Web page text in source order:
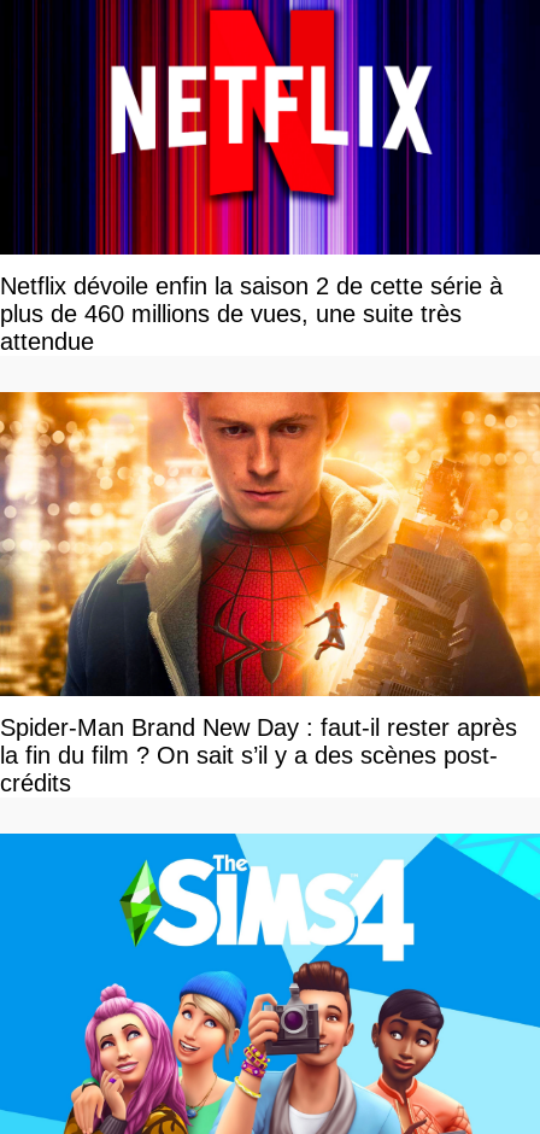
Netflix dévoile enfin la saison 2 de cette série à
plus de 460 millions de vues, une suite très
attendue
Spider-Man Brand New Day : faut-il rester après
la fin du film ? On sait s’il y a des scènes post-
crédits